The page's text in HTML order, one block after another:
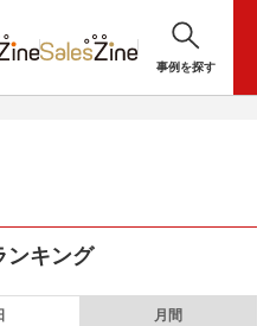
事例を探す
ンキング
月間